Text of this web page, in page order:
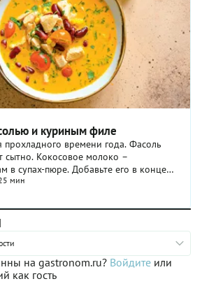
и куриным филе
прохладного времени года. Фасоль
сытно. Кокосовое молоко –
в супах-пюре. Добавьте его в конце
до однородности блендером.
мин
на gastronom.ru? Войдите или
как гость